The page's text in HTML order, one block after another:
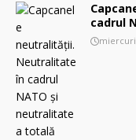
cadrul